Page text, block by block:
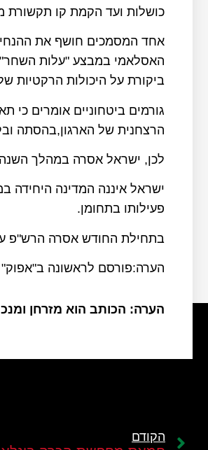
כושלות ועד הקמת קו תקשורת
אחד המסמכים חושף את
האסלאמי במבצע "עלות השחר"
ביקורת על היכולות הרקטיות
גורמים ביטחוניים אומרים
הרצחנית של הארגון,בהסתה
לכן, ישראל אסרה במהלך
ישראל איננה המדינה היחידה
פעילותו בתחומן.
בתחילת החודש אסרה הרש"פ
הערה:פורסם לראשונה ב"אפוק"
הערה: הכותב הוא מזרחן
הקודם